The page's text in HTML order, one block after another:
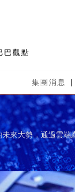
巴觀點
集團消息
來大勢，通過雲端